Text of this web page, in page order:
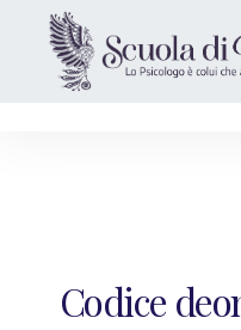
Codice